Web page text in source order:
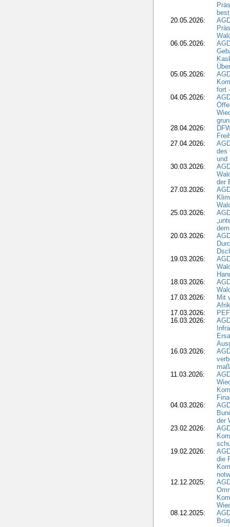
20.05.2026:
06.05.2026:
05.05.2026:
fort
04.05.2026:
28.04.2026:
27.04.2026:
des
und
30.03.2026:
der
27.03.2026:
25.03.2026:
20.03.2026:
19.03.2026:
18.03.2026:
17.03.2026:
Mit
17.03.2026:
16.03.2026:
16.03.2026:
11.03.2026:
04.03.2026:
der
23.02.2026:
19.02.2026:
die
12.12.2025:
08.12.2025: